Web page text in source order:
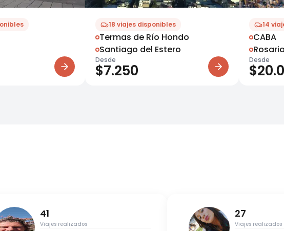
18 viajes disponibles
Termas de Río Hondo
Santiago del Estero
Desde
$7.250
14
CABA
Rosario
Desde
$
41
Viajes realizados
27
Viajes realizados